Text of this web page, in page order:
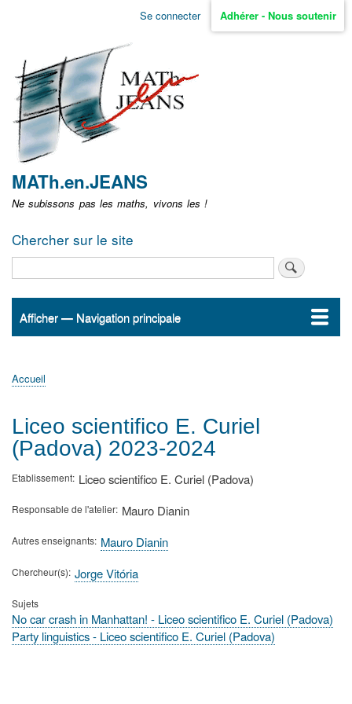
Aller
non
identifié
Se connecter Adhérer - Nous soutenir
MATh.en.JEANS
Ne subissons pas les maths, vivons les !
Chercher sur le site
Navigation
Afficher — Navigation principale
Accueil
ActualitésMATh.en.JEANS ?
Régions et Ateliers
Créer, gérer un atelier
Sujets/Publications
Congrès
d'Ariane
Accueil
Liceo scientifico E. Curiel
(Padova) 2023-2024
Etablissement Liceo scientifico E. Curiel (Padova)
Responsable de l'atelier Mauro Dianin
Autres enseignants Mauro Dianin
Chercheur(s) Jorge Vitória
Sujets
No car crash in Manhattan! - Liceo scientifico E. Curiel (Padova)
Party linguistics - Liceo scientifico E. Curiel (Padova)